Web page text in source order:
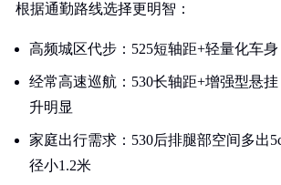
根据通勤路线选择更明智：
高频城区代步：525短轴距+轻量化车
经常高速巡航：530长轴距+增强型悬
升明显
家庭出行需求：530后排腿部空间多出
径小1.2米